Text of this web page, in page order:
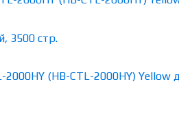
(HB-CTL-2000HY) Yellow